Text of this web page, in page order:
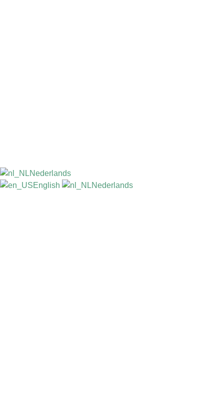
Nederlands
English
Nederlands